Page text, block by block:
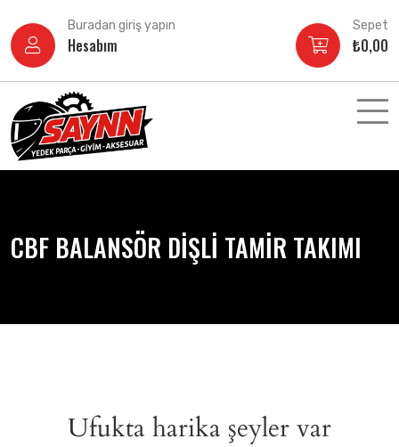
atla
Buradan giriş yapın
Hesabım
Sepet
₺0,00
CBF BALANSÖR DİŞLİ TAMİR TAKIMI
Ufukta harika şeyler var